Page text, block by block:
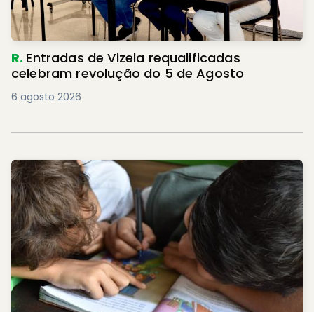
R. Entradas de Vizela requalificadas
celebram revolução do 5 de Agosto
6 agosto 2026